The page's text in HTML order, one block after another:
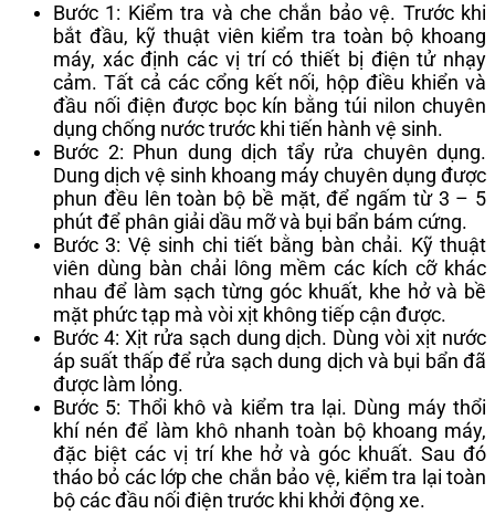
Bước 1: Kiểm tra và che chắn bảo vệ. Trước khi
bắt đầu, kỹ thuật viên kiểm tra toàn bộ khoang
máy, xác định các vị trí có thiết bị điện tử nhạy
cảm. Tất cả các cổng kết nối, hộp điều khiển và
đầu nối điện được bọc kín bằng túi nilon chuyên
dụng chống nước trước khi tiến hành vệ sinh.
Bước 2: Phun dung dịch tẩy rửa chuyên dụng.
Dung dịch vệ sinh khoang máy chuyên dụng được
phun đều lên toàn bộ bề mặt, để ngấm từ 3 – 5
phút để phân giải dầu mỡ và bụi bẩn bám cứng.
Bước 3: Vệ sinh chi tiết bằng bàn chải. Kỹ thuật
viên dùng bàn chải lông mềm các kích cỡ khác
nhau để làm sạch từng góc khuất, khe hở và bề
mặt phức tạp mà vòi xịt không tiếp cận được.
Bước 4: Xịt rửa sạch dung dịch. Dùng vòi xịt nước
áp suất thấp để rửa sạch dung dịch và bụi bẩn đã
được làm lỏng.
Bước 5: Thổi khô và kiểm tra lại. Dùng máy thổi
khí nén để làm khô nhanh toàn bộ khoang máy,
đặc biệt các vị trí khe hở và góc khuất. Sau đó
tháo bỏ các lớp che chắn bảo vệ, kiểm tra lại toàn
bộ các đầu nối điện trước khi khởi động xe.